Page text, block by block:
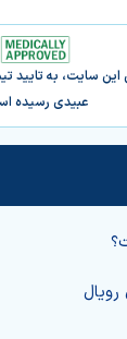
سایت، به تایید
عبیدی رسیده